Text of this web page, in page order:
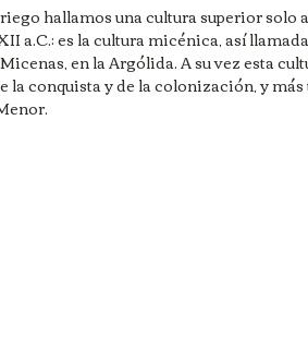
hallamos una cultura superior solo
a.C.: es la cultura micénica, así
en la Argólida. A su vez esta
la conquista y de la colonización, y